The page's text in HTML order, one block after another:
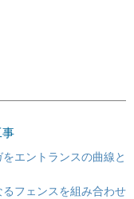
事
エントランスの曲線と
フェンスを組み合わせ